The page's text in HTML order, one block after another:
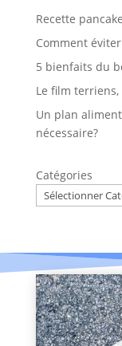
Recette
Comment
5 bienfaits du
Le film
Un plan
nécessaire?
Catégories